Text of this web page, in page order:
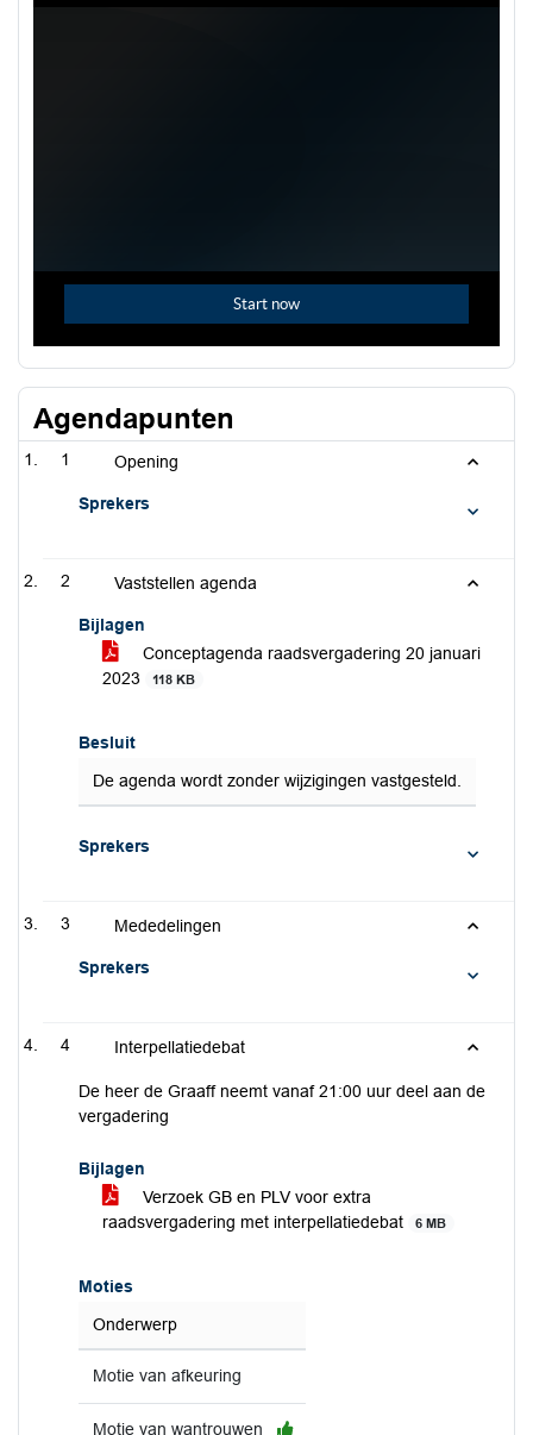
Agendapunten
1 Opening
Sprekers
2 Vaststellen agenda
Bijlagen
Conceptagenda raadsvergadering 20 januari
2023
118 KB
Besluit
De agenda wordt zonder wijzigingen vastgesteld.
Sprekers
3 Mededelingen
Sprekers
4 Interpellatiedebat
De heer de Graaff neemt vanaf 21:00 uur deel aan de
vergadering
Bijlagen
Verzoek GB en PLV voor extra
raadsvergadering met interpellatiedebat
6 MB
Moties
Onderwerp
Motie van afkeuring
Motie van wantrouwen